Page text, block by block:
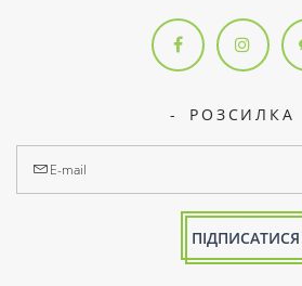
РОЗСИЛКА
ПІДПИСАТИСЯ